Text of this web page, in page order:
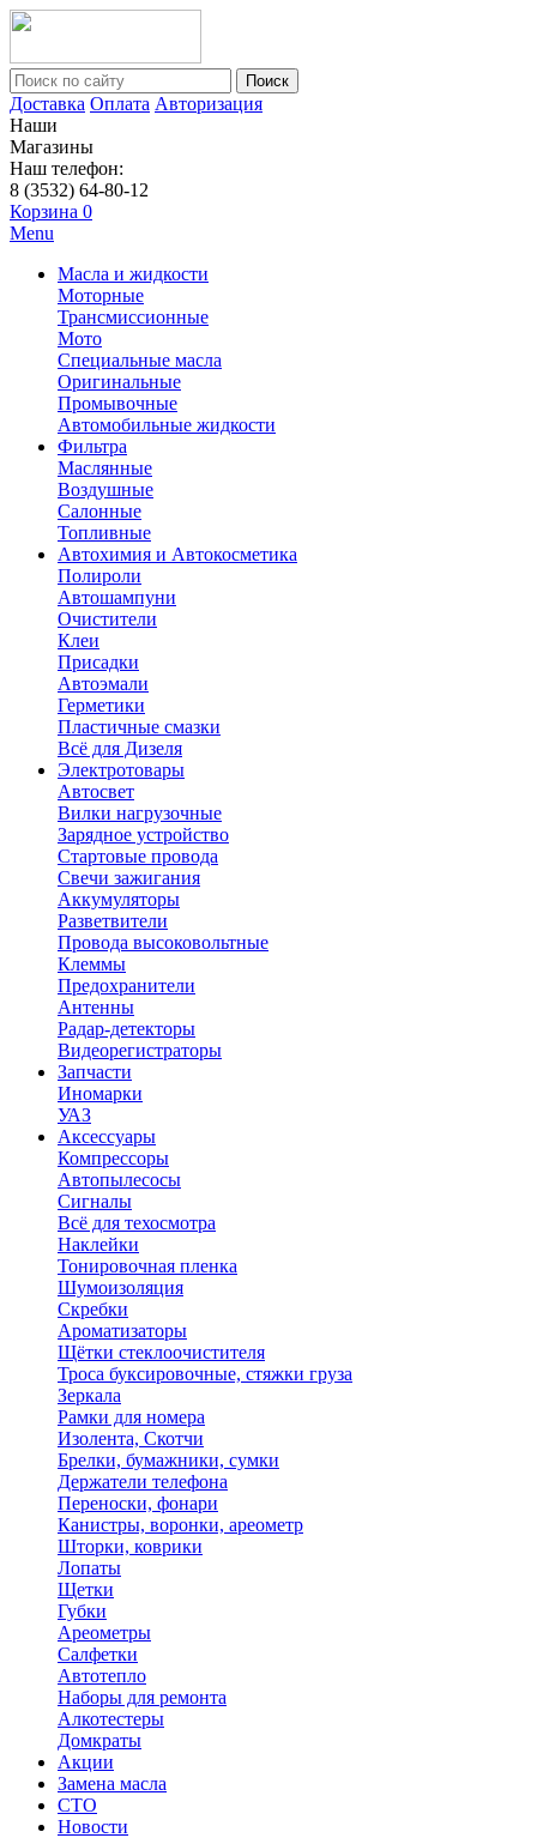
Поиск
Доставка Оплата Авторизация
Наши
Магазины
Наш телефон:
8 (3532) 64-80-12
Корзина 0
Menu
Масла и жидкости
Моторные
Трансмиссионные
Мото
Специальные масла
Оригинальные
Промывочные
Автомобильные жидкости
Фильтра
Маслянные
Воздушные
Салонные
Топливные
Автохимия и Автокосметика
Полироли
Автошампуни
Очистители
Клеи
Присадки
Автоэмали
Герметики
Пластичные смазки
Всё для Дизеля
Электротовары
Автосвет
Вилки нагрузочные
Зарядное устройство
Стартовые провода
Свечи зажигания
Аккумуляторы
Разветвители
Провода высоковольтные
Клеммы
Предохранители
Антенны
Радар-детекторы
Видеорегистраторы
Запчасти
Иномарки
УАЗ
Аксесcуары
Компрессоры
Автопылесосы
Сигналы
Всё для техосмотра
Наклейки
Тонировочная пленка
Шумоизоляция
Скребки
Ароматизаторы
Щётки стеклоочистителя
Троса буксировочные, стяжки груза
Зеркала
Рамки для номера
Изолента, Скотчи
Брелки, бумажники, сумки
Держатели телефона
Переноски, фонари
Канистры, воронки, ареометр
Шторки, коврики
Лопаты
Щетки
Губки
Ареометры
Салфетки
Автотепло
Наборы для ремонта
Алкотестеры
Домкраты
Акции
Замена масла
СТО
Новости